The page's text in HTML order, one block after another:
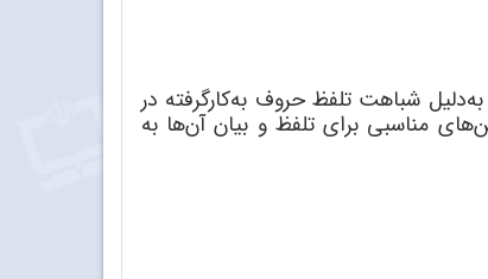
دلیل شباهت تلفظ حروف بهکارگرفته در
های مناسبی برای تلفظ و بیان آنها به